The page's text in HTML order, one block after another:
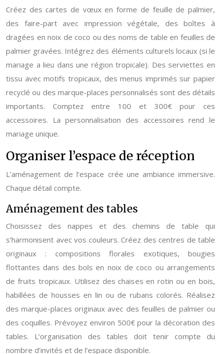
Créez des cartes de vœux en forme de feuille de palmier,
des faire-part avec impression végétale, des boîtes à
dragées en noix de coco ou des noms de table en feuilles de
palmier gravées. Intégrez des éléments culturels locaux (si le
mariage a lieu dans une région tropicale). Des serviettes en
tissu avec motifs tropicaux, des menus imprimés sur papier
recyclé ou des marque-places personnalisés sont des détails
importants. Comptez entre 100 et 300€ pour ces
accessoires. La personnalisation des accessoires rend le
mariage unique.
Organiser l’espace de réception
L’aménagement de l’espace crée une ambiance immersive.
Chaque détail compte.
Aménagement des tables
Choisissez des nappes et des chemins de table qui
s’harmonisent avec vos couleurs. Créez des centres de table
originaux : compositions florales exotiques, bougies
flottantes dans des bols en noix de coco ou arrangements
de fruits tropicaux. Utilisez des chaises en rotin ou en bois,
habillées de housses en lin ou de rubans colorés. Réalisez
des marque-places originaux avec des feuilles de palmier ou
des coquilles. Prévoyez environ 500€ pour la décoration des
tables. L’organisation des tables doit tenir compte du
nombre d’invités et de l’espace disponible.